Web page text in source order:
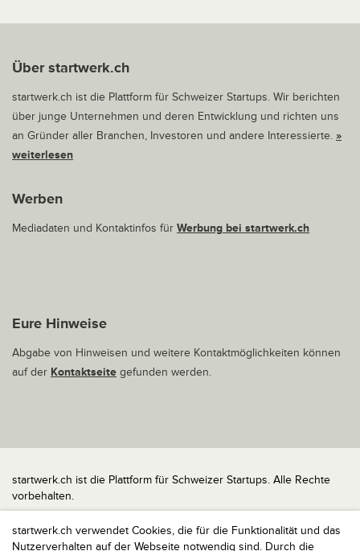
startwerk.ch verwendet Cookies, die für die Funktionalität und das
Nutzerverhalten auf der Webseite notwendig sind. Durch die
Über startwerk.ch
startwerk.ch ist die Plattform für Schweizer Startups. Wir berichten
über junge Unternehmen und deren Entwicklung und richten uns
an Gründer aller Branchen, Investoren und andere Interessierte. »
weiterlesen
Werben
Mediadaten und Kontaktinfos für Werbung bei startwerk.ch
Eure Hinweise
Abgabe von Hinweisen und weitere Kontaktmöglichkeiten können
auf der Kontaktseite gefunden werden.
startwerk.ch ist die Plattform für Schweizer Startups. Alle Rechte
vorbehalten.
Impressum
Kontakt